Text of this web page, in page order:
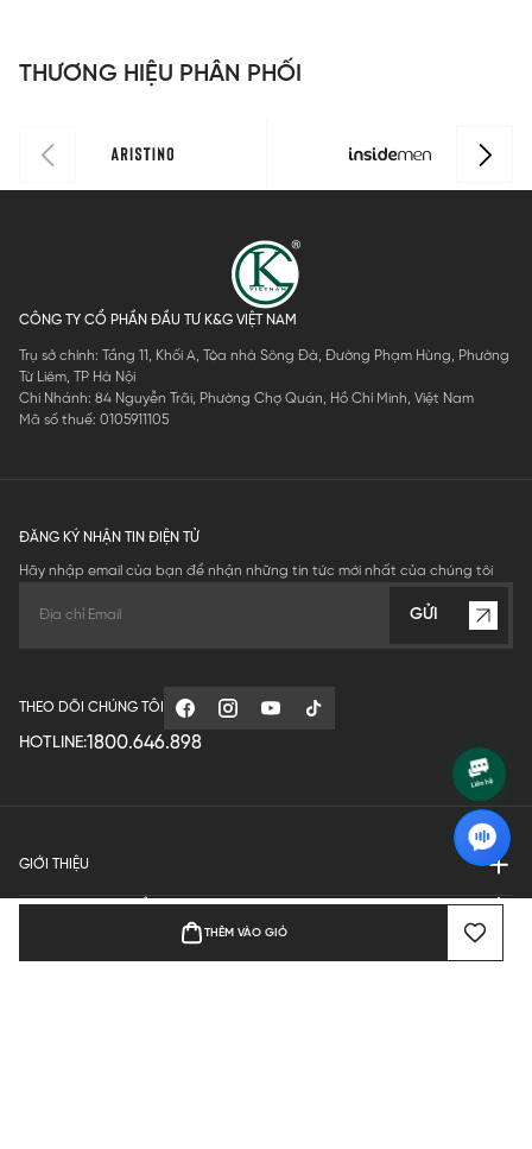
THÊM VÀO GIỎ
THƯƠNG HIỆU PHÂN PHỐI
CÔNG TY CỔ PHẦN ĐẦU TƯ K&G VIỆT NAM
Trụ sở chính: Tầng 11, Khối A, Tòa nhà Sông Đà, Đường Phạm Hùng, Phường
Từ Liêm, TP Hà Nội
Chi Nhánh: 84 Nguyễn Trãi, Phường Chợ Quán, Hồ Chí Minh, Việt Nam
Mã số thuế: 0105911105
ĐĂNG KÝ NHẬN TIN ĐIỆN TỬ
Hãy nhập email của bạn để nhận những tin tức mới nhất của chúng tôi
GỬI
THEO DÕI CHÚNG TÔI
HOTLINE:1800.646.898
GIỚI THIỆU
QUY ĐỊNH HOẠT ĐỘNG